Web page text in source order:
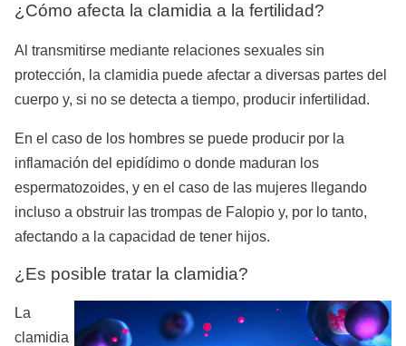
¿Cómo afecta la clamidia a la fertilidad?
Al transmitirse mediante relaciones sexuales sin
protección, la clamidia puede afectar a diversas partes del
cuerpo y, si no se detecta a tiempo, producir infertilidad.
En el caso de los hombres se puede producir por la
inflamación del epidídimo o donde maduran los
espermatozoides, y en el caso de las mujeres llegando
incluso a obstruir las trompas de Falopio y, por lo tanto,
afectando a la capacidad de tener hijos.
¿Es posible tratar la clamidia?
La
clamidia